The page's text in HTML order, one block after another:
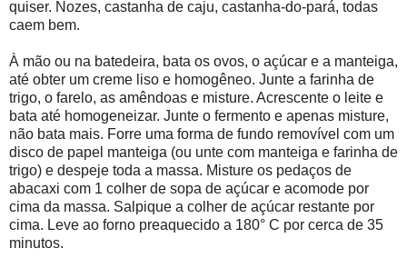
quiser. Nozes, castanha de caju, castanha-do-pará, todas
caem bem.
À mão ou na batedeira, bata os ovos, o açúcar e a manteiga,
até obter um creme liso e homogêneo. Junte a farinha de
trigo, o farelo, as amêndoas e misture. Acrescente o leite e
bata até homogeneizar. Junte o fermento e apenas misture,
não bata mais. Forre uma forma de fundo removível com um
disco de papel manteiga (ou unte com manteiga e farinha de
trigo) e despeje toda a massa. Misture os pedaços de
abacaxi com 1 colher de sopa de açúcar e acomode por
cima da massa. Salpique a colher de açúcar restante por
cima. Leve ao forno preaquecido a 180° C por cerca de 35
minutos.